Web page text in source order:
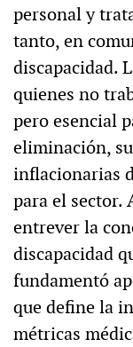
personal y
tanto, en
discapacidad.
quienes no
pero esencial
eliminación,
inflacionarias
para el sector.
entrever la
discapacidad
fundamentó
que define la
métricas